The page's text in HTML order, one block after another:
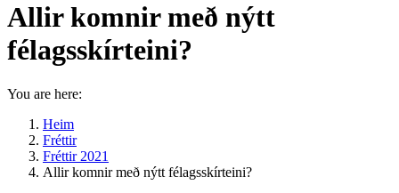
Allir komnir með nýtt
félagsskírteini?
You are here:
Heim
Fréttir
Fréttir 2021
Allir komnir með nýtt félagsskírteini?